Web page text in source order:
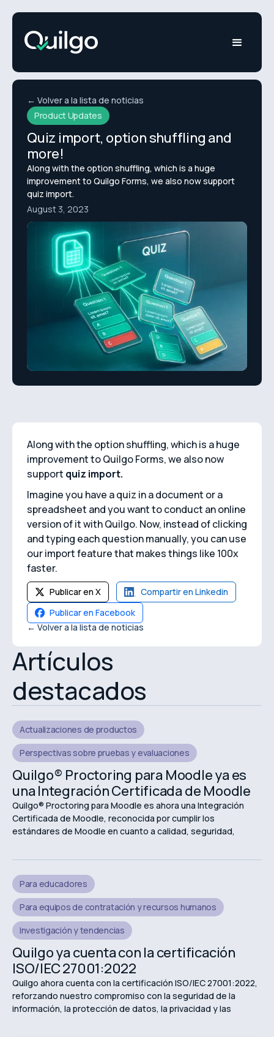
← Volver a la lista de noticias
Product Updates
Quiz import, option shuffling and
more!
Along with the option shuffling, which is a huge
improvement to Quilgo Forms, we also now support
quiz import.
August 3, 2023
Along with the option shuffling, which is a huge
improvement to Quilgo Forms, we also now
support quiz import.
Imagine you have a quiz in a document or a
spreadsheet and you want to conduct an online
version of it with Quilgo. Now, instead of clicking
and typing each question manually, you can use
our import feature that makes things like 100x
faster.
Publicar en X
Compartir en Linkedin
Publicar en Facebook
← Volver a la lista de noticias
Artículos
destacados
Actualizaciones de productos
Perspectivas sobre pruebas y evaluaciones
Quilgo® Proctoring para Moodle ya es
una Integración Certificada de Moodle
Quilgo® Proctoring para Moodle es ahora una Integración
Certificada de Moodle, reconocida por cumplir los
estándares de Moodle en cuanto a calidad, seguridad,
Para educadores
Para equipos de contratación y recursos humanos
Investigación y tendencias
Quilgo ya cuenta con la certificación
ISO/IEC 27001:2022
Quilgo ahora cuenta con la certificación ISO/IEC 27001:2022,
reforzando nuestro compromiso con la seguridad de la
información, la protección de datos, la privacidad y las